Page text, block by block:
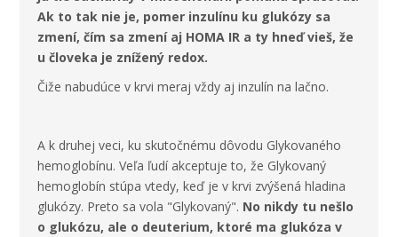
Ak to tak nie je, pomer inzulínu ku glukózy sa
zmení, čím sa zmení aj HOMA IR a ty hneď vieš, že
u človeka je znížený redox.
Čiže nabudúce v krvi meraj vždy aj inzulín na lačno.
A k druhej veci, ku skutočnému dôvodu Glykovaného
hemoglobínu. Veľa ľudí akceptuje to, že Glykovaný
hemoglobín stúpa vtedy, keď je v krvi zvýšená hladina
glukózy. Preto sa vola "Glykovaný". No nikdy tu nešlo
o glukózu, ale o deuterium, ktoré ma glukóza v